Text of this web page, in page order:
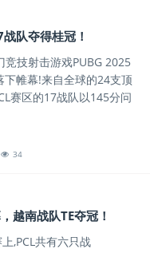
队夺得桂冠！
技射击游戏PUBG 2025
下帷幕!来自全球的24支顶
赛区的17战队以145分问
34
越南战队TE夺冠！
,PCL共有六只战